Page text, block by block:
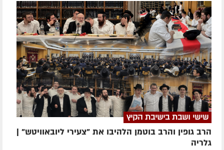
שישי ושבת בישיבת הקיץ
הרב גופין והרב בוטמן הלהיבו את "צעירי ליובאוויטש" |
גלריה